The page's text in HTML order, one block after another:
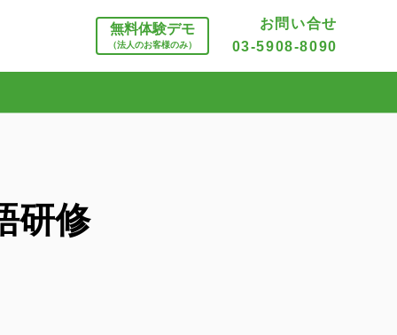
無料体験デモ
（法人のお客様のみ）
お問い合せ
03-5908-8090
研修